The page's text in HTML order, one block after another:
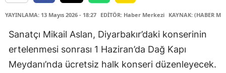
YAYINLAMA: 13 Mayıs 2026 - 18:27 EDİTÖR: Haber Merkezi KAYNAK: (HABER
Sanatçı Mikail Aslan, Diyarbakır’daki konserinin
ertelenmesi sonrası 1 Haziran’da Dağ Kapı
Meydanı’nda ücretsiz halk konseri düzenleyecek.